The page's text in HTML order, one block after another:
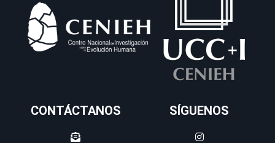
CONTÁCTANOS SÍGUENOS